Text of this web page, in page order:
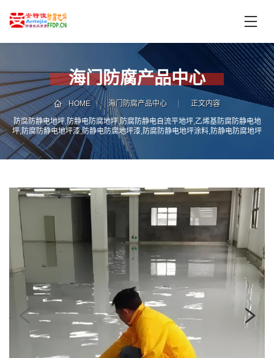
页
中
心
技
术
支
持
服
务
案
联
系
电
话
海门防腐产品中心
HOME 海门防腐产品中心 正文内容
防腐防静电地坪,防静电防腐地坪,防腐防静电自流平地坪,乙烯基防腐防静电地
坪,防腐防静电地坪漆,防静电防腐地坪漆,防腐防静电地坪涂料,防静电防腐地坪
涂料,防腐防静电地坪施工,防静电防腐地坪施工